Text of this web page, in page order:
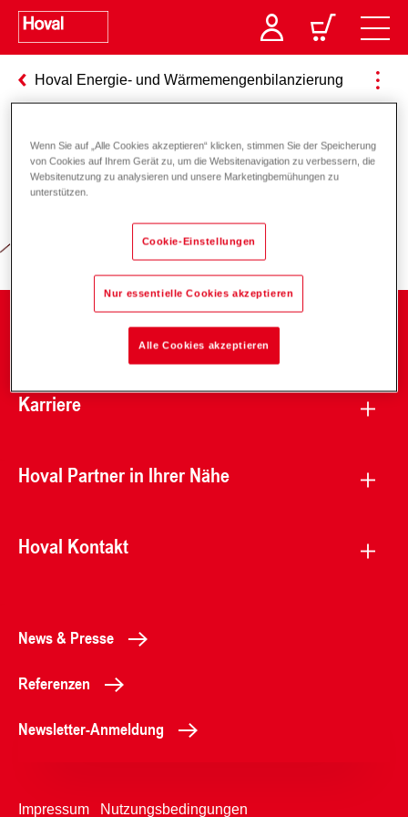
Hoval Energie- und Wärmemengenbilanzierung
Verantwortung für Energie und
Karriere
Hoval Partner in Ihrer Nähe
Hoval Kontakt
News & Presse
Referenzen
Newsletter-Anmeldung
Impressum Nutzungsbedingungen
Wenn Sie auf „Alle Cookies akzeptieren“ klicken, stimmen Sie der Speicherung
von Cookies auf Ihrem Gerät zu, um die Websitenavigation zu verbessern, die
Websitenutzung zu analysieren und unsere Marketingbemühungen zu
unterstützen.
Cookie-Einstellungen
Nur essentielle Cookies akzeptieren
Alle Cookies akzeptieren